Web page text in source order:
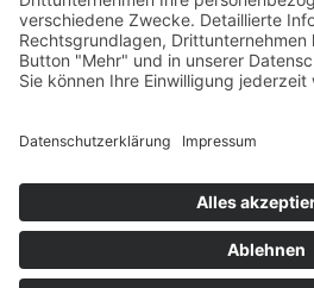
Widerrufsrecht bei
Ergänzende Allgemeine